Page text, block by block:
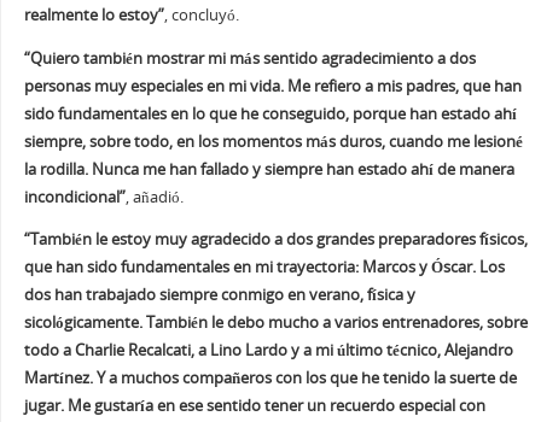
realmente lo estoy”, concluyó.
“Quiero también mostrar mi más sentido agradecimiento a dos
personas muy especiales en mi vida. Me refiero a mis padres, que han
sido fundamentales en lo que he conseguido, porque han estado ahí
siempre, sobre todo, en los momentos más duros, cuando me lesioné
la rodilla. Nunca me han fallado y siempre han estado ahí de manera
incondicional”, añadió.
“También le estoy muy agradecido a dos grandes preparadores físicos,
que han sido fundamentales en mi trayectoria: Marcos y Óscar. Los
dos han trabajado siempre conmigo en verano, física y
sicológicamente. También le debo mucho a varios entrenadores, sobre
todo a Charlie Recalcati, a Lino Lardo y a mi último técnico, Alejandro
Martínez. Y a muchos compañeros con los que he tenido la suerte de
jugar. Me gustaría en ese sentido tener un recuerdo especial con